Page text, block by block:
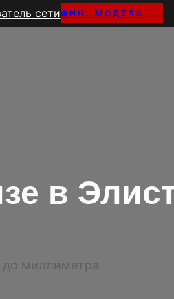
сетиФИН. МОДЕЛЬ
в
до миллиметра